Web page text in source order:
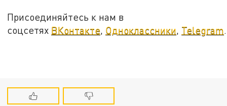
Присоединяйтесь к нам в
соцсетях ВКонтакте, Одноклассники, Telegram.